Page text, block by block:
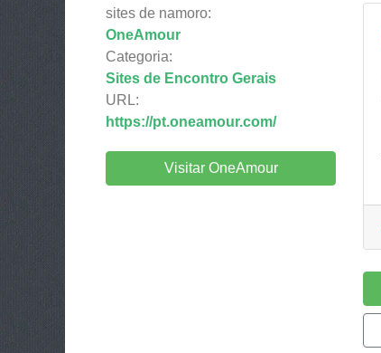
sites de namoro:
OneAmour
Categoria:
Sites de Encontro Gerais
URL:
https://pt.oneamour.com/
Visitar OneAmour